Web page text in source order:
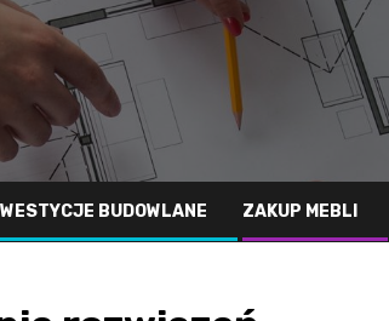
BUDOWLANE ZAKUP MEBLI